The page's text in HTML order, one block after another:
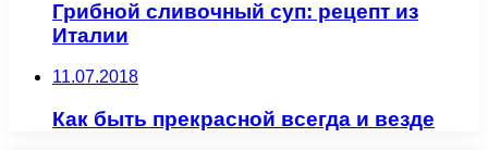
Грибной сливочный суп: рецепт из
Италии
11.07.2018
Как быть прекрасной всегда и везде